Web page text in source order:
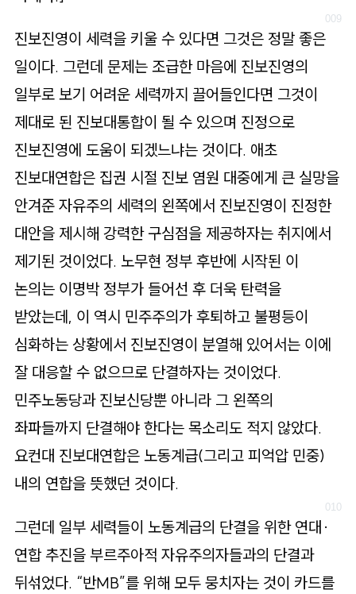
진보진영이 세력을 키울 수 있다면 그것은 정말 좋은
일이다. 그런데 문제는 조급한 마음에 진보진영의
일부로 보기 어려운 세력까지 끌어들인다면 그것이
제대로 된 진보대통합이 될 수 있으며 진정으로
진보진영에 도움이 되겠느냐는 것이다. 애초
진보대연합은 집권 시절 진보 염원 대중에게 큰 실망을
안겨준 자유주의 세력의 왼쪽에서 진보진영이 진정한
대안을 제시해 강력한 구심점을 제공하자는 취지에서
제기된 것이었다. 노무현 정부 후반에 시작된 이
논의는 이명박 정부가 들어선 후 더욱 탄력을
받았는데, 이 역시 민주주의가 후퇴하고 불평등이
심화하는 상황에서 진보진영이 분열해 있어서는 이에
잘 대응할 수 없으므로 단결하자는 것이었다.
민주노동당과 진보신당뿐 아니라 그 왼쪽의
좌파들까지 단결해야 한다는 목소리도 적지 않았다.
요컨대 진보대연합은 노동계급(그리고 피억압 민중)
내의 연합을 뜻했던 것이다.
그런데 일부 세력들이 노동계급의 단결을 위한 연대·
연합 추진을 부르주아적 자유주의자들과의 단결과
뒤섞었다. “반MB”를 위해 모두 뭉치자는 것이 카드를